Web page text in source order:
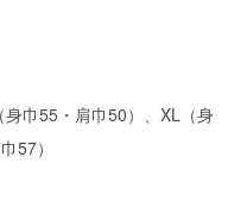
巾55・肩巾50）、XL（身
57）